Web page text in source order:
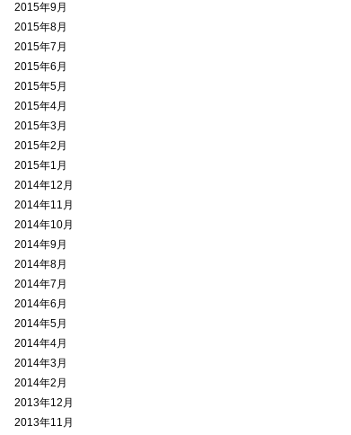
2015年9月
2015年8月
2015年7月
2015年6月
2015年5月
2015年4月
2015年3月
2015年2月
2015年1月
2014年12月
2014年11月
2014年10月
2014年9月
2014年8月
2014年7月
2014年6月
2014年5月
2014年4月
2014年3月
2014年2月
2013年12月
2013年11月